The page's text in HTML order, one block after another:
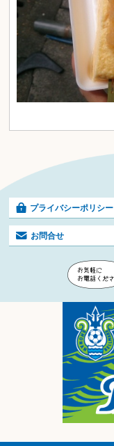
プライバシーポリシー
お問合せ